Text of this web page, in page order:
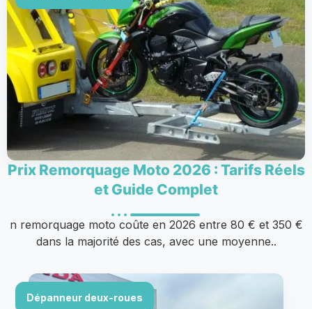
Prix Remorquage Moto 2026 : Tarifs Réels
et Guide Complet
n remorquage moto coûte en 2026 entre 80 € et 350 €
dans la majorité des cas, avec une moyenne..
Dépanneur deux-roues